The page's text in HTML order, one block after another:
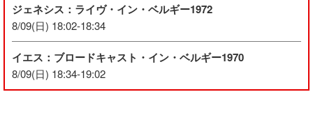
ジェネシス：ライヴ・イン・ベルギー1972
8/09(日) 18:02-18:34
イエス：ブロードキャスト・イン・ベルギー1970
8/09(日) 18:34-19:02